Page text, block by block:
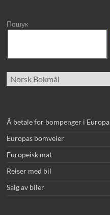
Пошук
Velg
et
Å betale for bompenger i Europa
Europas bomveier
Europeisk mat
Reiser med bil
Salg av biler